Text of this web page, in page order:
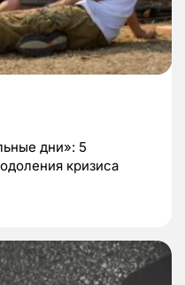
дни»: 5
кризиса